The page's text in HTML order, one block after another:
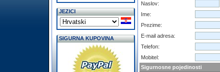
JEZICI
SIGURNA KUPOVINA
Naslov:
Ime:
Prezime:
E-mail adresa:
Telefon:
Mobitel:
Sigurnosne pojedinosti